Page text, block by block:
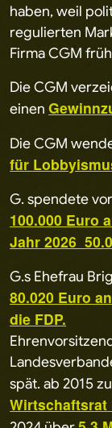
haben, weil
regulierten
Firma CGM
Die CGM
einen
Die CGM
für
G. spendete
100.000 Euro
Jahr 2026
G.s Ehefrau
80.020 Euro
die FDP.
spät. ab 2015